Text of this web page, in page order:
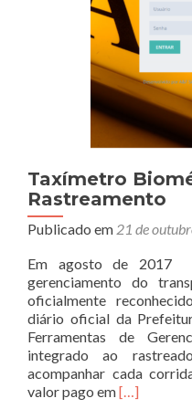
Taxímetro
Rastreamento
Publicado em 21 de
Em agosto de 2017
gerenciamento do
oficialmente
diário oficial da
Ferramentas de
integrado ao
acompanhar cada
valor pago emRead
[…]